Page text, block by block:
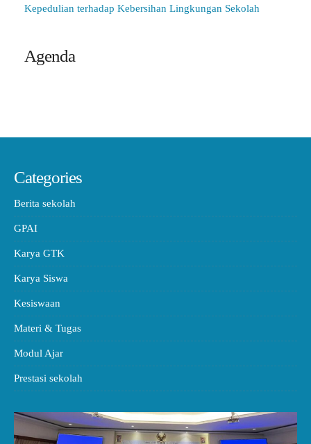
Kepedulian terhadap Kebersihan Lingkungan Sekolah
Agenda
Categories
Berita sekolah
GPAI
Karya GTK
Karya Siswa
Kesiswaan
Materi & Tugas
Modul Ajar
Prestasi sekolah